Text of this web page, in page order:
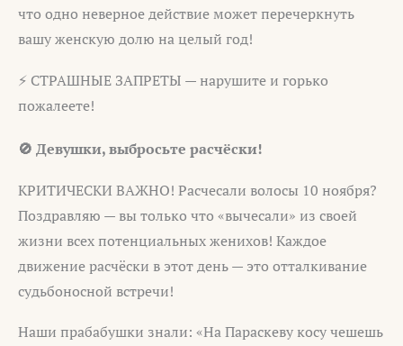
что одно неверное действие может перечеркнуть
вашу женскую долю на целый год!
⚡ СТРАШНЫЕ ЗАПРЕТЫ — нарушите и горько
пожалеете!
🚫 Девушки, выбросьте расчёски!
КРИТИЧЕСКИ ВАЖНО! Расчесали волосы 10 ноября?
Поздравляю — вы только что «вычесали» из своей
жизни всех потенциальных женихов! Каждое
движение расчёски в этот день — это отталкивание
судьбоносной встречи!
Наши прабабушки знали: «На Параскеву косу чешешь